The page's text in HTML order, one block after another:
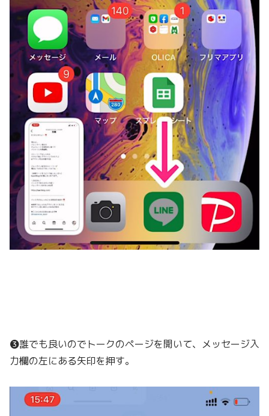
❸誰でも良いのでトークのページを開いて、メッセージ入
力欄の左にある矢印を押す。